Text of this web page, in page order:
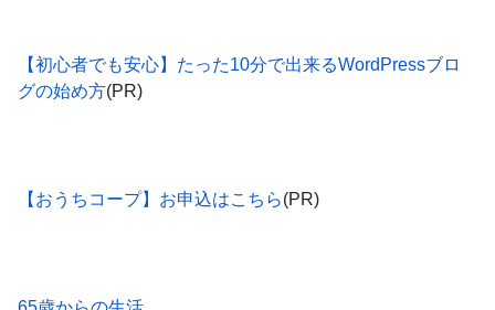
【初心者でも安心】たった10分で出来るWordPressブロ
グの始め方(PR)
【おうちコープ】お申込はこちら(PR)